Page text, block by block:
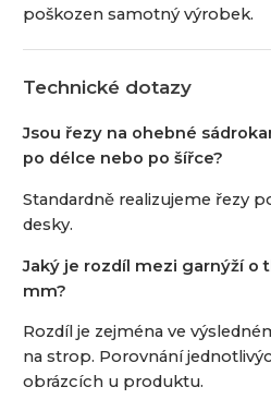
poškozen samotný výrobek.
Technické dotazy
Jsou řezy na ohebné
po délce nebo po šířce?
Standardně realizujeme řezy
desky.
Jaký je rozdíl mezi garnýží o
mm?
Rozdíl je zejména ve
na strop. Porovnání
obrázcích u produktu.